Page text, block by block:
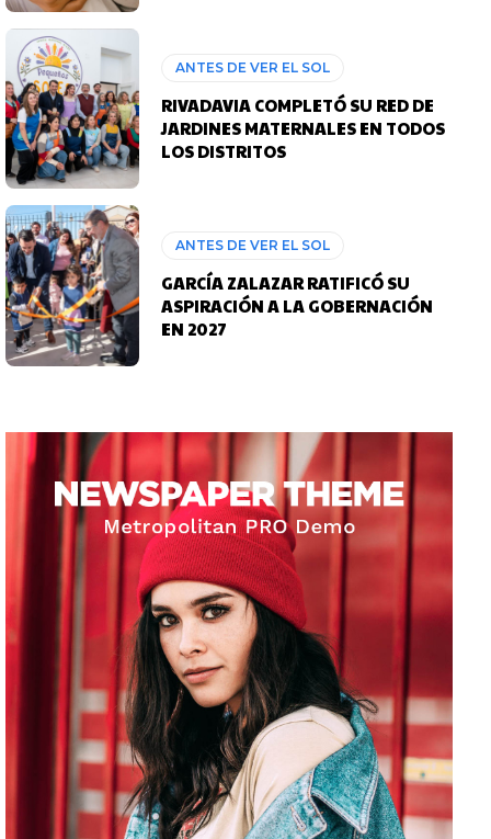
ANTES DE VER EL SOL
RIVADAVIA COMPLETÓ SU RED DE
JARDINES MATERNALES EN TODOS
LOS DISTRITOS
ANTES DE VER EL SOL
GARCÍA ZALAZAR RATIFICÓ SU
ASPIRACIÓN A LA GOBERNACIÓN
EN 2027